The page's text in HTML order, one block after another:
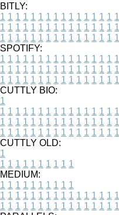
BITLY:
1 1 1 1 1 1 1 1 1 1 1 1 1 1 1 1
1 1 1 1 1 1 1 1 1 1 1 1 1 1 1 1
1 1 1 1 1 1 1 1 1 1 1 1 1 1 1 1
SPOTIFY:
1 1 1 1 1 1 1 1 1 1 1 1 1 1 1 1
1 1 1 1 1 1 1 1 1 1 1 1 1 1 1 1
1 1 1 1 1 1 1 1 1 1 1 1 1 1 1 1
CUTTLY BIO:
1
1 1 1 1 1 1 1 1 1 1 1 1 1 1 1 1
1 1 1 1 1 1 1 1 1 1 1 1 1 1 1 1
1 1 1 1 1 1 1 1 1 1 1 1 1 1 1 1
CUTTLY OLD:
1
1 1 1 1 1 1 1 1 1 1
MEDIUM:
1 1 1 1 1 1 1 1 1 1
1 1 1 1 1 1 1 1 1 1 1 1 1 1 1 1
1 1 1 1 1 1 1 1 1 1 1 1 1 1 1 1